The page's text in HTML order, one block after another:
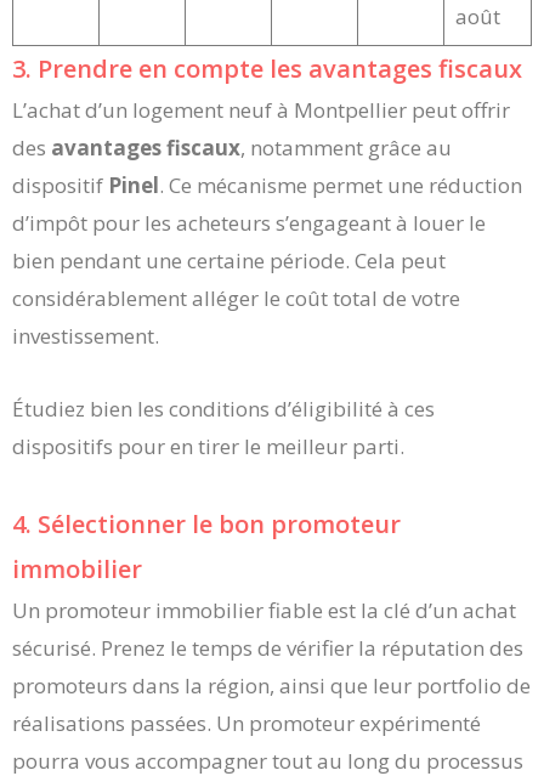
août
3. Prendre en compte les avantages fiscaux
L’achat d’un logement neuf à Montpellier peut offrir
des avantages fiscaux, notamment grâce au
dispositif Pinel. Ce mécanisme permet une réduction
d’impôt pour les acheteurs s’engageant à louer le
bien pendant une certaine période. Cela peut
considérablement alléger le coût total de votre
investissement.
Étudiez bien les conditions d’éligibilité à ces
dispositifs pour en tirer le meilleur parti.
4. Sélectionner le bon promoteur
immobilier
Un promoteur immobilier fiable est la clé d’un achat
sécurisé. Prenez le temps de vérifier la réputation des
promoteurs dans la région, ainsi que leur portfolio de
réalisations passées. Un promoteur expérimenté
pourra vous accompagner tout au long du processus